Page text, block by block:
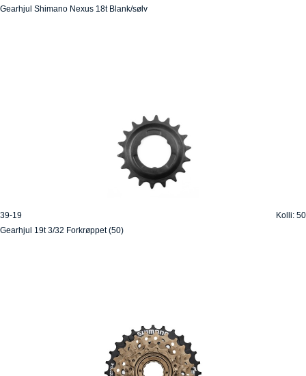
Gearhjul Shimano Nexus 18t Blank/sølv
39-19
Kolli: 50
Gearhjul 19t 3/32 Forkrøppet (50)